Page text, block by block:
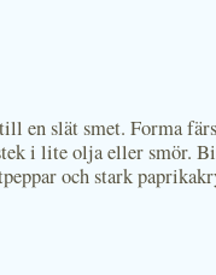
en slät smet. Forma
i lite olja eller smör.
och stark